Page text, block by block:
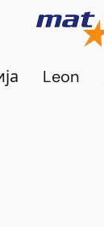
Leon